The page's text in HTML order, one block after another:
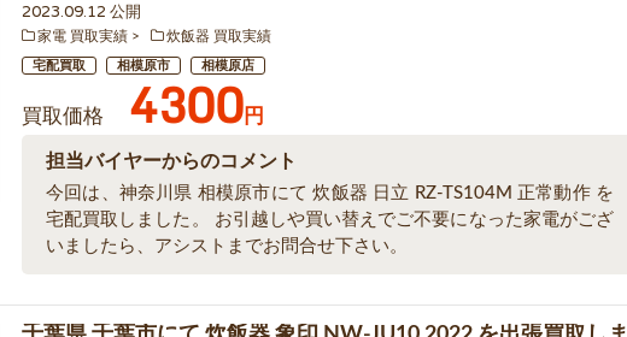
2023.09.12 公開
家電 買取実績 炊飯器 買取実績
宅配買取 相模原市 相模原店
買取価格 4300円
担当バイヤーからのコメント
今回は、神奈川県 相模原市にて 炊飯器 日立 RZ-TS104M 正常動作 を
宅配買取しました。 お引越しや買い替えでご不要になった家電がござ
いましたら、アシストまでお問合せ下さい。